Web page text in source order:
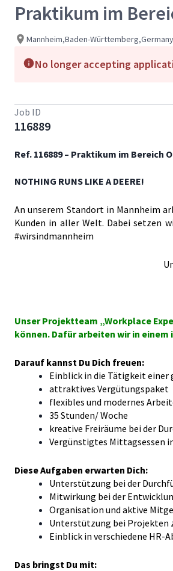
Praktikum im
Mannheim,Baden-Württemberg,Germany
No longer accepting
Job ID
116889
Ref. 116889 – Praktikum im
NOTHING RUNS LIKE A DEERE!
An unserem Standort in Mannheim
Kunden in aller Welt. Dabei setzen
#wirsindmannheim
Unser Projektteam „Workplace
können. Dafür arbeiten wir in
Darauf kannst Du Dich freuen:
Einblick in die Tätigkeit
attraktives Vergütungspaket
flexibles und modernes
35 Stunden/ Woche
kreative Freiräume bei der
Vergünstigtes Mittagsessen
Diese Aufgaben erwarten Dich:
Unterstützung bei der
Mitwirkung bei der
Organisation und aktive
Unterstützung bei Projekten
Einblick in verschiedene HR-
Das bringst Du mit: